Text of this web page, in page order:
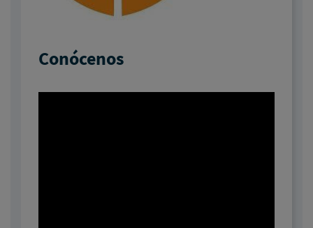
Conócenos